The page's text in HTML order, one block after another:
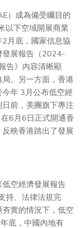
）成為備受矚目的
以下空域開展商業
月底，國家信息協
發展報告（2024-
告》內容清晰顯
。另一方面，香港
年 3月公布低空經
前，美團旗下專注
6月6日正式開通香
映香港踏出了發展
空經濟發展報告
持、法律法規完
實的情況下，低空
底，中國內地有